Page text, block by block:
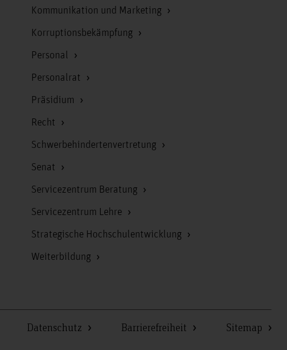
Kommunikation und Marketing
Korruptionsbekämpfung
Personal
Personalrat
Präsidium
Recht
Schwerbehindertenvertretung
Senat
Servicezentrum Beratung
Servicezentrum Lehre
Strategische Hochschulentwicklung
Weiterbildung
Datenschutz Barrierefreiheit Sitemap